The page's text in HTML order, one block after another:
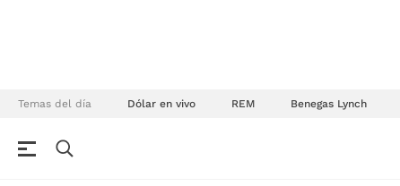
Temas del día Dólar en vivo REM Benegas Lynch